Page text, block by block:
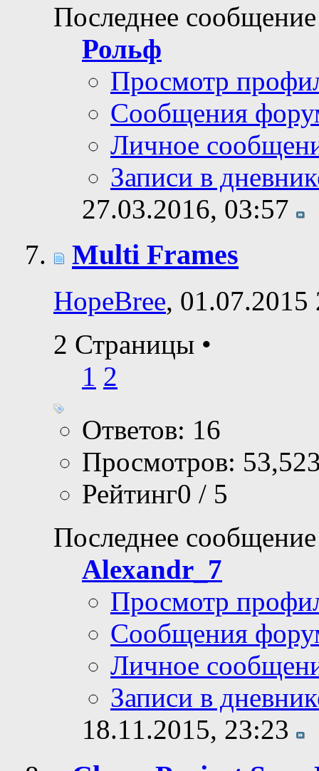
Последнее
Рольф
Просмотр
Сообщения
Личное
Записи в
27.03.2016, 03:57
Multi Frames
HopeBree, 01.07.2015
2 Страницы •
1 2
Ответов: 16
Просмотров:
Рейтинг0 / 5
Последнее
Alexandr_7
Просмотр
Сообщения
Личное
Записи в
18.11.2015, 23:23